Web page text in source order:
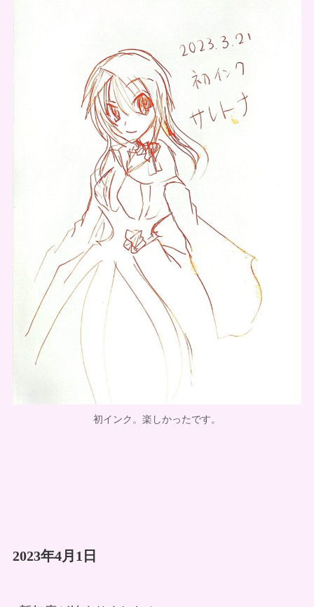
初インク。楽しかったです。
2023年4月1日